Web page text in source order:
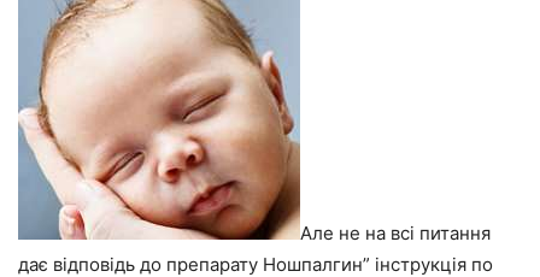
Але не на всі питання
дає відповідь до препарату Ношпалгин” інструкція по